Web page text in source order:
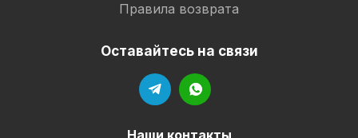
Правила возврата
Оставайтесь на связи
Наши контакты